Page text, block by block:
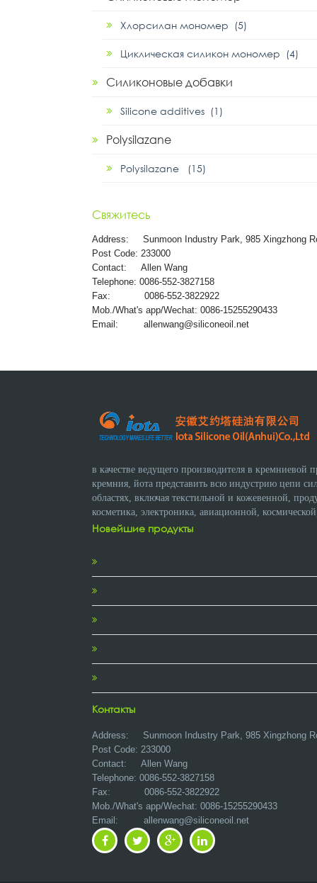
Хлорсилан мономер (5)
Циклическая силикон мономер (4)
Силиконовые добавки
Silicone additives (1)
Polysilazane
Polysilazane (15)
Свяжитесь
Address: Sunmoon Industry Park, 985 Xingzhong
Post Code: 233000
Contact: Allen Wang
Telephone: 0086-552-3827158
Fax: 0086-552-3822922
Mob./What's app/Wechat: 0086-15255290433
Email: allenwang@siliconeoil.net
в качестве ведущего производителя в
кремния, йота представить всю индустрию цепи
областях, включая текстильной и кожевенной,
косметика, электроника, авиационной,
Новейшие продукты
Контакты
Address: Sunmoon Industry Park, 985 Xingzhong
Post Code: 233000
Contact: Allen Wang
Telephone: 0086-552-3827158
Fax: 0086-552-3822922
Mob./What's app/Wechat: 0086-15255290433
Email: allenwang@siliconeoil.net